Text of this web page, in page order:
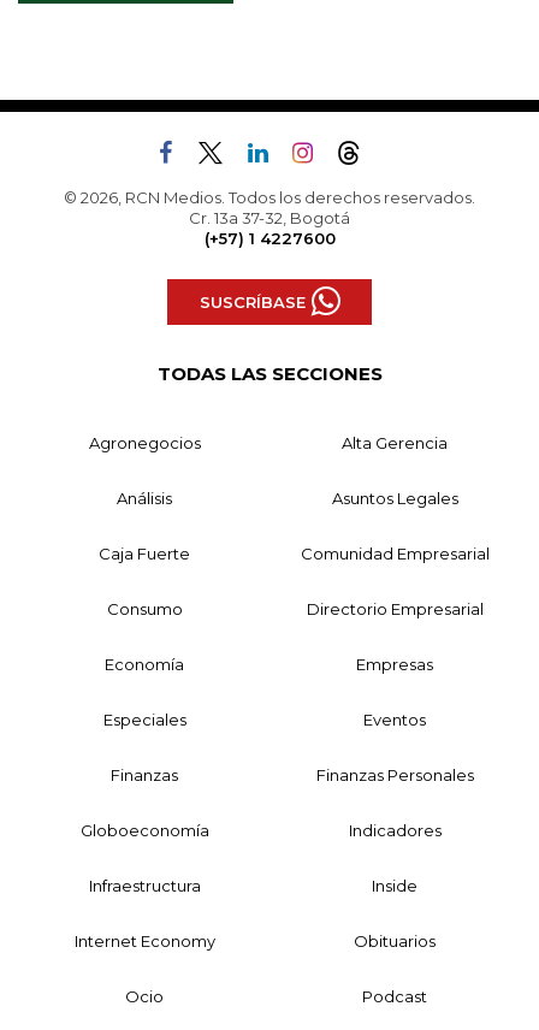
© 2026, RCN Medios. Todos los derechos reservados.
Cr. 13a 37-32, Bogotá
(+57) 1 4227600
SUSCRÍBASE
TODAS LAS SECCIONES
Agronegocios Alta Gerencia
Análisis Asuntos Legales
Caja Fuerte Comunidad Empresarial
Consumo Directorio Empresarial
Economía Empresas
Especiales Eventos
Finanzas Finanzas Personales
Globoeconomía Indicadores
Infraestructura Inside
Internet Economy Obituarios
Ocio Podcast